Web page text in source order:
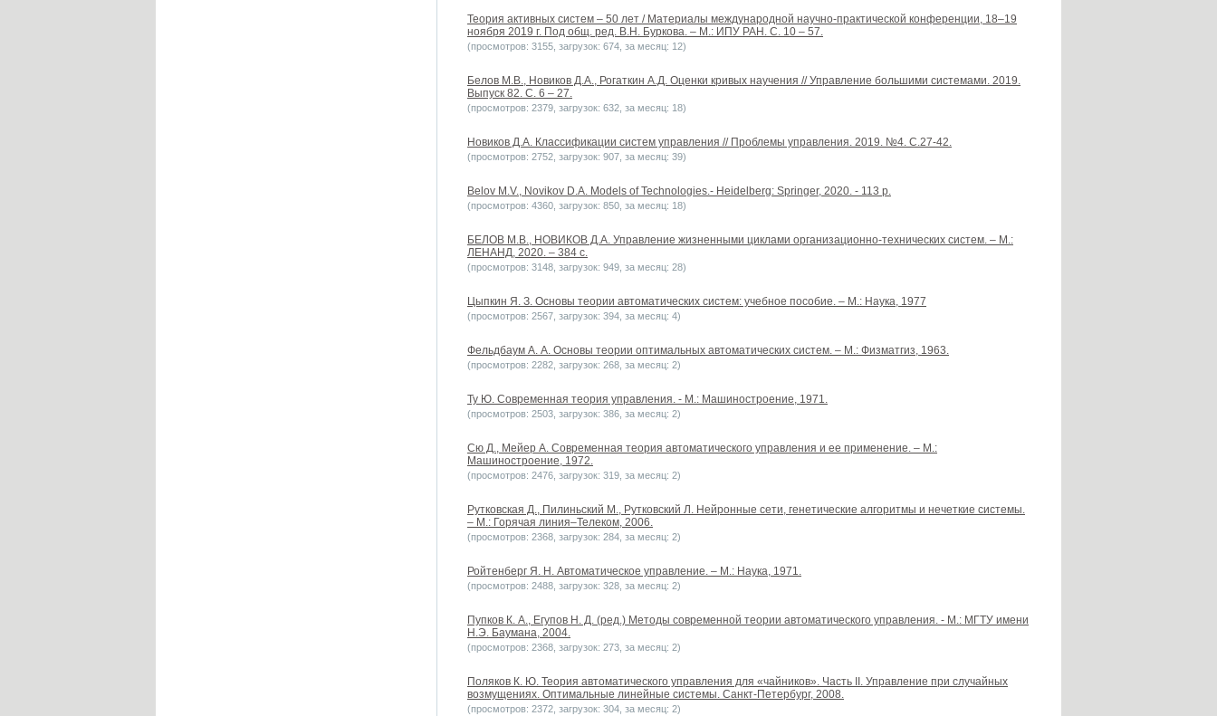
Теория активных систем – 50 лет / Материалы международной научно-практической конференции, 18–19
ноября 2019 г. Под общ. ред. В.Н. Буркова. – М.: ИПУ РАН. C. 10 – 57.
(просмотров: 3155, загрузок: 674, за месяц: 12)
Белов М.В., Новиков Д.А., Рогаткин А.Д. Оценки кривых научения // Управление большими системами. 2019.
Выпуск 82. С. 6 – 27.
(просмотров: 2379, загрузок: 632, за месяц: 18)
Новиков Д.А. Классификации систем управления // Проблемы управления. 2019. №4. С.27-42.
(просмотров: 2752, загрузок: 907, за месяц: 39)
Belov M.V., Novikov D.A. Models of Technologies.- Heidelberg: Springer, 2020. - 113 p.
(просмотров: 4360, загрузок: 850, за месяц: 18)
БЕЛОВ М.В., НОВИКОВ Д.А. Управление жизненными циклами организационно-технических систем. – М.:
ЛЕНАНД, 2020. – 384 с.
(просмотров: 3148, загрузок: 949, за месяц: 28)
Цыпкин Я. З. Основы теории автоматических систем: учебное пособие. – М.: Наука, 1977
(просмотров: 2567, загрузок: 394, за месяц: 4)
Фельдбаум А. А. Основы теории оптимальных автоматических систем. – М.: Физматгиз, 1963.
(просмотров: 2282, загрузок: 268, за месяц: 2)
Ту Ю. Современная теория управления. - М.: Машиностроение, 1971.
(просмотров: 2503, загрузок: 386, за месяц: 2)
Сю Д., Мейер А. Современная теория автоматического управления и ее применение. – М.:
Машиностроение, 1972.
(просмотров: 2476, загрузок: 319, за месяц: 2)
Рутковская Д., Пилиньский М., Рутковский Л. Нейронные сети, генетические алгоритмы и нечеткие системы.
– М.: Горячая линия–Телеком, 2006.
(просмотров: 2368, загрузок: 284, за месяц: 2)
Ройтенберг Я. Н. Автоматическое управление. – М.: Наука, 1971.
(просмотров: 2488, загрузок: 328, за месяц: 2)
Пупков К. А., Егупов Н. Д. (ред.) Методы современной теории автоматического управления. - М.: МГТУ имени
Н.Э. Баумана, 2004.
(просмотров: 2368, загрузок: 273, за месяц: 2)
Поляков К. Ю. Теория автоматического управления для «чайников». Часть II. Управление при случайных
возмущениях. Оптимальные линейные системы. Санкт-Петербург, 2008.
(просмотров: 2372, загрузок: 304, за месяц: 2)